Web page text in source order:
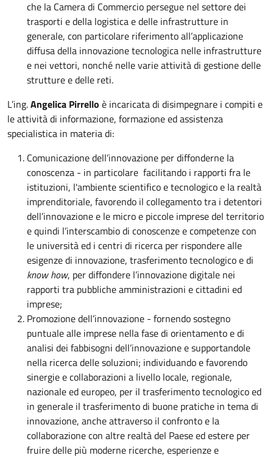
che la Camera di Commercio persegue nel settore dei
trasporti e della logistica e delle infrastrutture in
generale, con particolare riferimento all’applicazione
diffusa della innovazione tecnologica nelle infrastrutture
e nei vettori, nonché nelle varie attività di gestione delle
strutture e delle reti.
L’ing.Angelica Pirrello è incaricata di disimpegnare i compiti e
le attività di informazione, formazione ed assistenza
specialistica in materia di:
Comunicazione dell’innovazione per diffonderne la
conoscenza - in particolare facilitando i rapporti fra le
istituzioni, l'ambiente scientifico e tecnologico e la realtà
imprenditoriale, favorendo il collegamento tra i detentori
dell’innovazione e le micro e piccole imprese del territorio
e quindi l’interscambio di conoscenze e competenze con
le università ed i centri di ricerca per rispondere alle
esigenze di innovazione, trasferimento tecnologico e di
know how, per diffondere l’innovazione digitale nei
rapporti tra pubbliche amministrazioni e cittadini ed
imprese;
Promozione dell’innovazione - fornendo sostegno
puntuale alle imprese nella fase di orientamento e di
analisi dei fabbisogni dell’innovazione e supportandole
nella ricerca delle soluzioni; individuando e favorendo
sinergie e collaborazioni a livello locale, regionale,
nazionale ed europeo, per il trasferimento tecnologico ed
in generale il trasferimento di buone pratiche in tema di
innovazione, anche attraverso il confronto e la
collaborazione con altre realtà del Paese ed estere per
fruire delle più moderne ricerche, esperienze e